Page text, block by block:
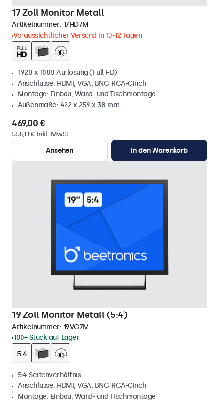
17 Zoll Monitor Metall
Artikelnummer: 17HD7M
Voraussichtlicher Versand in 10-12 Tagen
1920 x 1080 Auflösung (Full HD)
Anschlüsse: HDMI, VGA, BNC, RCA-Cinch
Montage: Einbau, Wand- und Tischmontage
Außenmaße: 422 x 259 x 38 mm
469,00 €
558,11 € inkl. MwSt.
Ansehen
In den Warenkorb
19 Zoll Monitor Metall (5:4)
Artikelnummer: 19VG7M
100+ Stück auf Lager
5:4 Seitenverhältnis
Anschlüsse: HDMI, VGA, BNC, RCA-Cinch
Montage: Einbau, Wand- und Tischmontage